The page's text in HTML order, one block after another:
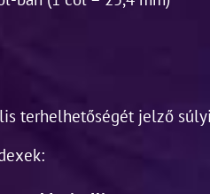
terhelhetőségét jelző